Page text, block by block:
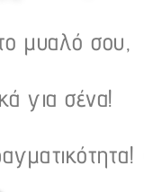
μυαλό σου,
για σένα!